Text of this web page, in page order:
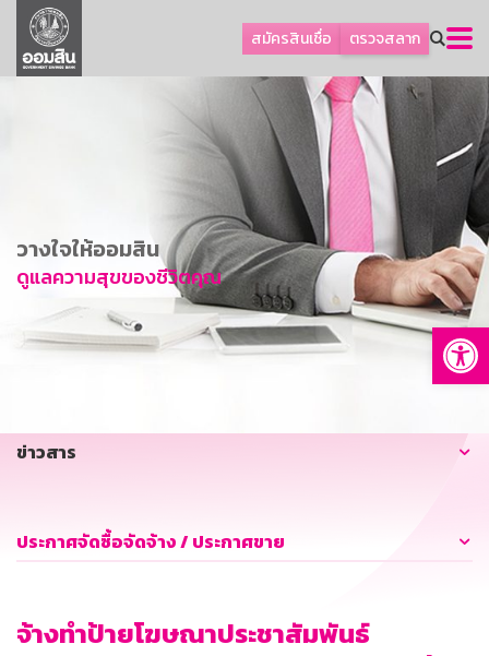
สมัครสินเชื่อ ตรวจสลาก
ลูกค้าธุรกิจ
ลูกค้าผู้ประกอบรายย่อย
การพัฒนาที่ยั่งยืน
ข่าวสาร
บริการทางการเงิน
อื่นๆ
วางใจให้ออมสิน
ดูแลความสุขของชีวิตคุณ
ข่าวสาร
ประกาศจัดซื้อจัดจ้าง / ประกาศขาย
จ้างทำป้ายโฆษณาประชาสัมพันธ์